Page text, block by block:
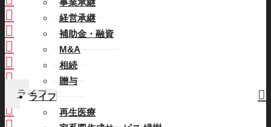
経営承継
補助金・融資
M&A
相続
贈与
ライフ
再生医療
家系図作成サービス 縁樹
事業承継
経営承継
補助金・融資
M&A
相続
贈与
ライフ
再生医療